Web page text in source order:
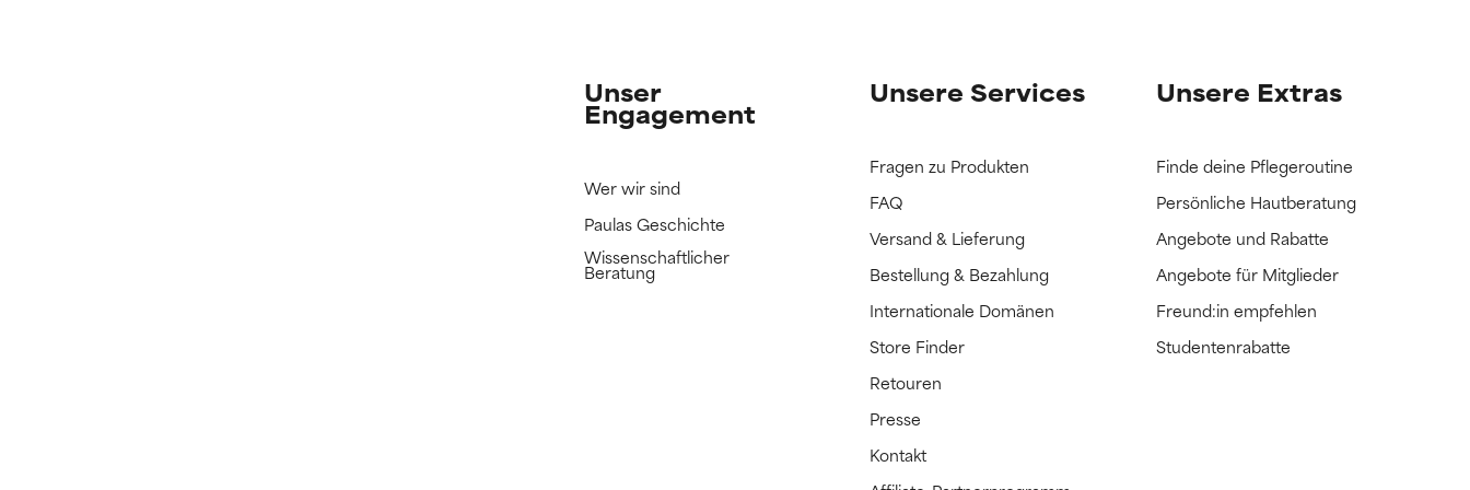
Unser
Engagement
Wer wir sind
Paulas Geschichte
Wissenschaftlicher
Beratung
Unsere Services
Fragen zu Produkten
FAQ
Versand & Lieferung
Bestellung & Bezahlung
Internationale Domänen
Store Finder
Retouren
Presse
Kontakt
Unsere Extras
Finde deine Pflegeroutine
Persönliche Hautberatung
Angebote und Rabatte
Angebote für Mitglieder
Freund:in empfehlen
Studentenrabatte